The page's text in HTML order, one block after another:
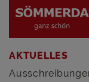
AKTUELLES